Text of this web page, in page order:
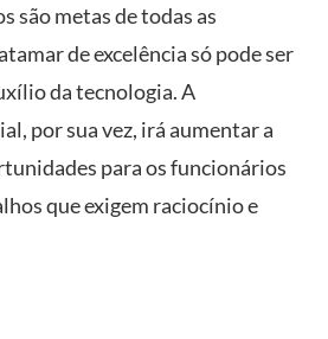
são metas de todas as
de excelência só pode ser
da tecnologia. A
por sua vez, irá aumentar a
para os funcionários
que exigem raciocínio e